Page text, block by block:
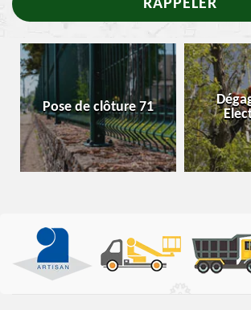
de clôture 71
Dégagement fil
Electrique 71